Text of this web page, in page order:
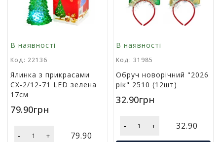
Т
в
а
р
и
д
о
В наявності
Код: 22136
Ялинка з прикрасами
СХ-2/12-71 LED зелена
17см
79.90грн
- + 79.90
В наявності
Код: 31985
Обруч новорічний "2026
рік" 2510 (12шт)
32.90грн
- + 32.90